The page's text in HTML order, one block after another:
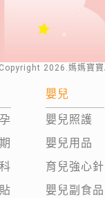
Copyright 2026 .媽媽寶
嬰兒
嬰兒照護
嬰兒用品
育兒強心針
嬰兒副食品